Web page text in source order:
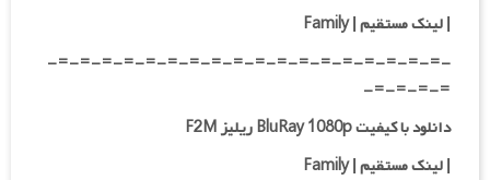
| لینک مستقیم| Family
-=-=-=-=-=-=-=-=-=-=-=-=-=-=-=-=-=-=-
=-=-=-=-
دانلود با کیفیت BluRay 1080p ریلیز F2M
|لینک مستقیم| Family